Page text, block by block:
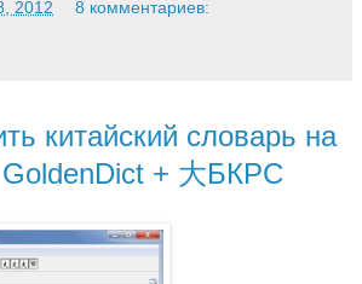
2012 8 комментариев:
китайский словарь на
+ 大БКРС